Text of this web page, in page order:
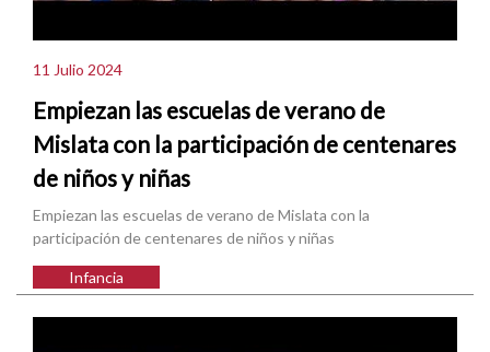
11 Julio 2024
Empiezan las escuelas de verano de
Mislata con la participación de centenares
de niños y niñas
Empiezan las escuelas de verano de Mislata con la
participación de centenares de niños y niñas
Infancia